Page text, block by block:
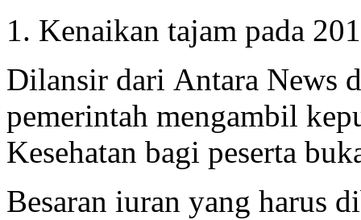
1. Kenaikan tajam pada
Dilansir dari Antara News
pemerintah mengambil
Kesehatan bagi peserta
Besaran iuran yang harus